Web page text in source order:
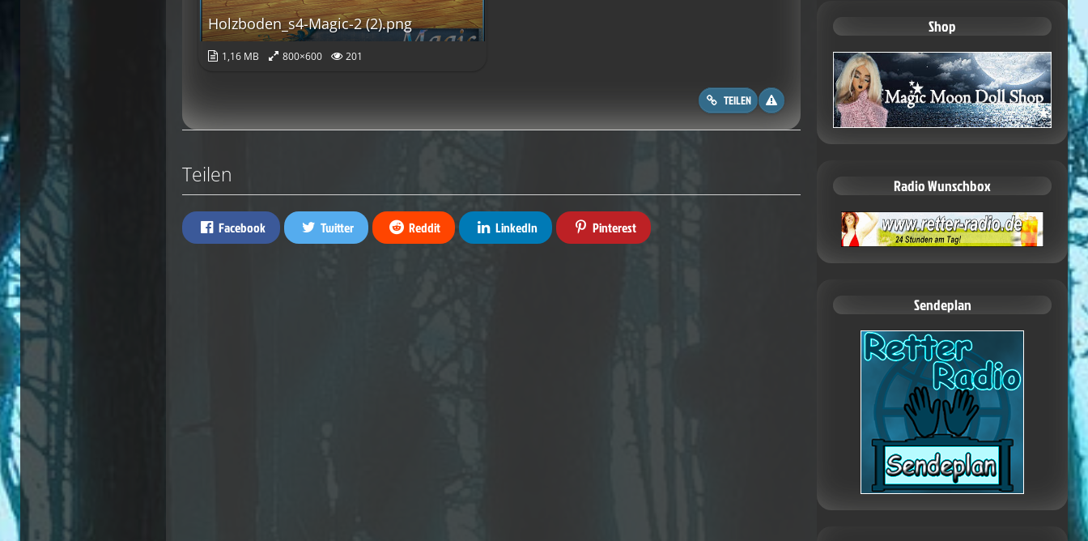
Holzboden_s4-Magic-2 (2).png
1,16 MB 800×600 201
TEILEN
Teilen
Facebook Twitter Reddit LinkedIn Pinterest
Shop
Radio Wunschbox
Sendeplan